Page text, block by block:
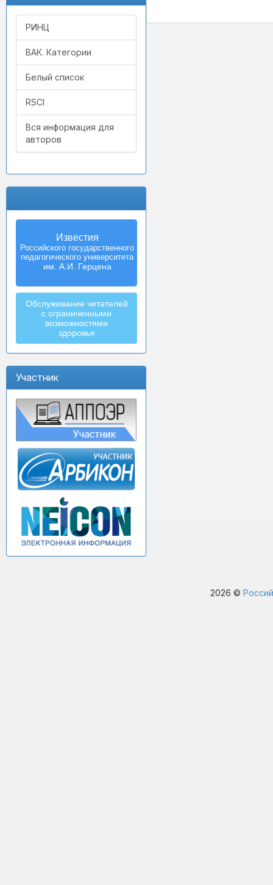
РИНЦ
ВАК. Категории
Белый список
RSCI
Вся информация для
авторов
Известия
Российского государственного
педагогического университета
им. А.И. Герцена
Izvestia:
Herzen University
Journal of
Humanities & Sciences
Обслуживание читателей
с ограниченными
возможностями
здоровья
Участник
2026 ©